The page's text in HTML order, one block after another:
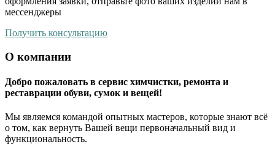
мессенджеры
Получить консультацию
О компании
Добро пожаловать в сервис химчистки, ремонта и
реставрации обуви, сумок и вещей!
Мы являемся командой опытных мастеров, которые знают всё
о том, как вернуть Вашей вещи первоначальный вид и
функциональность.